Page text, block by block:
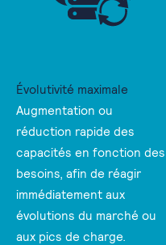
Évolutivité maximale
Augmentation ou
réduction rapide des
capacités en fonction des
besoins, afin de réagir
immédiatement aux
évolutions du marché ou
aux pics de charge.